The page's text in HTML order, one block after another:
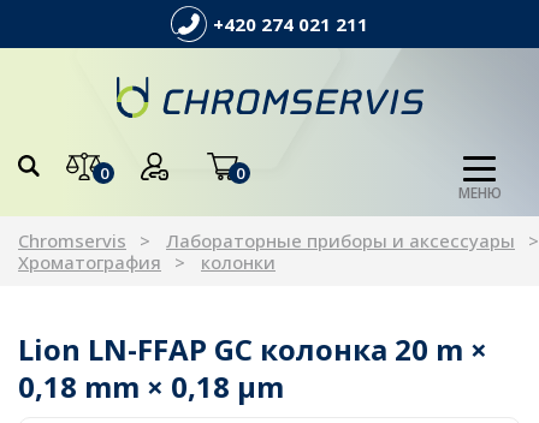
+420 274 021 211
0 0
МЕНЮ
Chromservis
Лабораторные приборы и аксессуары
Хроматография
колонки
Lion LN-FFAP GC колонка 20 m ×
0,18 mm × 0,18 µm